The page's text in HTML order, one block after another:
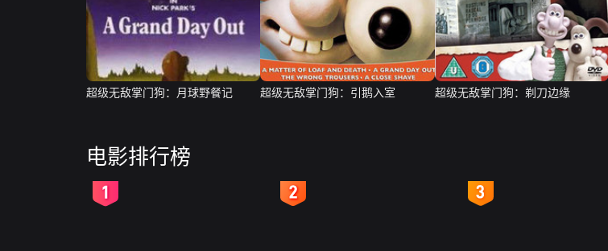
超级无敌掌门狗：月球野餐记 超级无敌掌门狗：引鹅入室 超级无敌掌门狗：剃刀边缘
电影排行榜